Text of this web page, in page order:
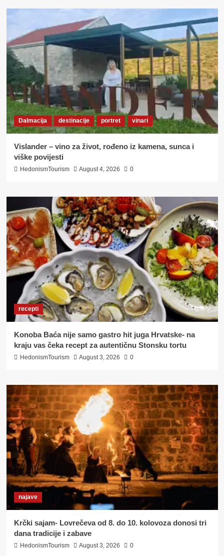
Dalmacija destinacije portret vinari
Vislander – vino za život, rođeno iz kamena, sunca i
viške povijesti
HedonismTourism August 4, 2026 0
recepti
Konoba Baća nije samo gastro hit juga Hrvatske- na
kraju vas čeka recept za autentičnu Stonsku tortu
HedonismTourism August 3, 2026 0
najave
Krčki sajam- Lovrečeva od 8. do 10. kolovoza donosi tri
dana tradicije i zabave
HedonismTourism August 3, 2026 0